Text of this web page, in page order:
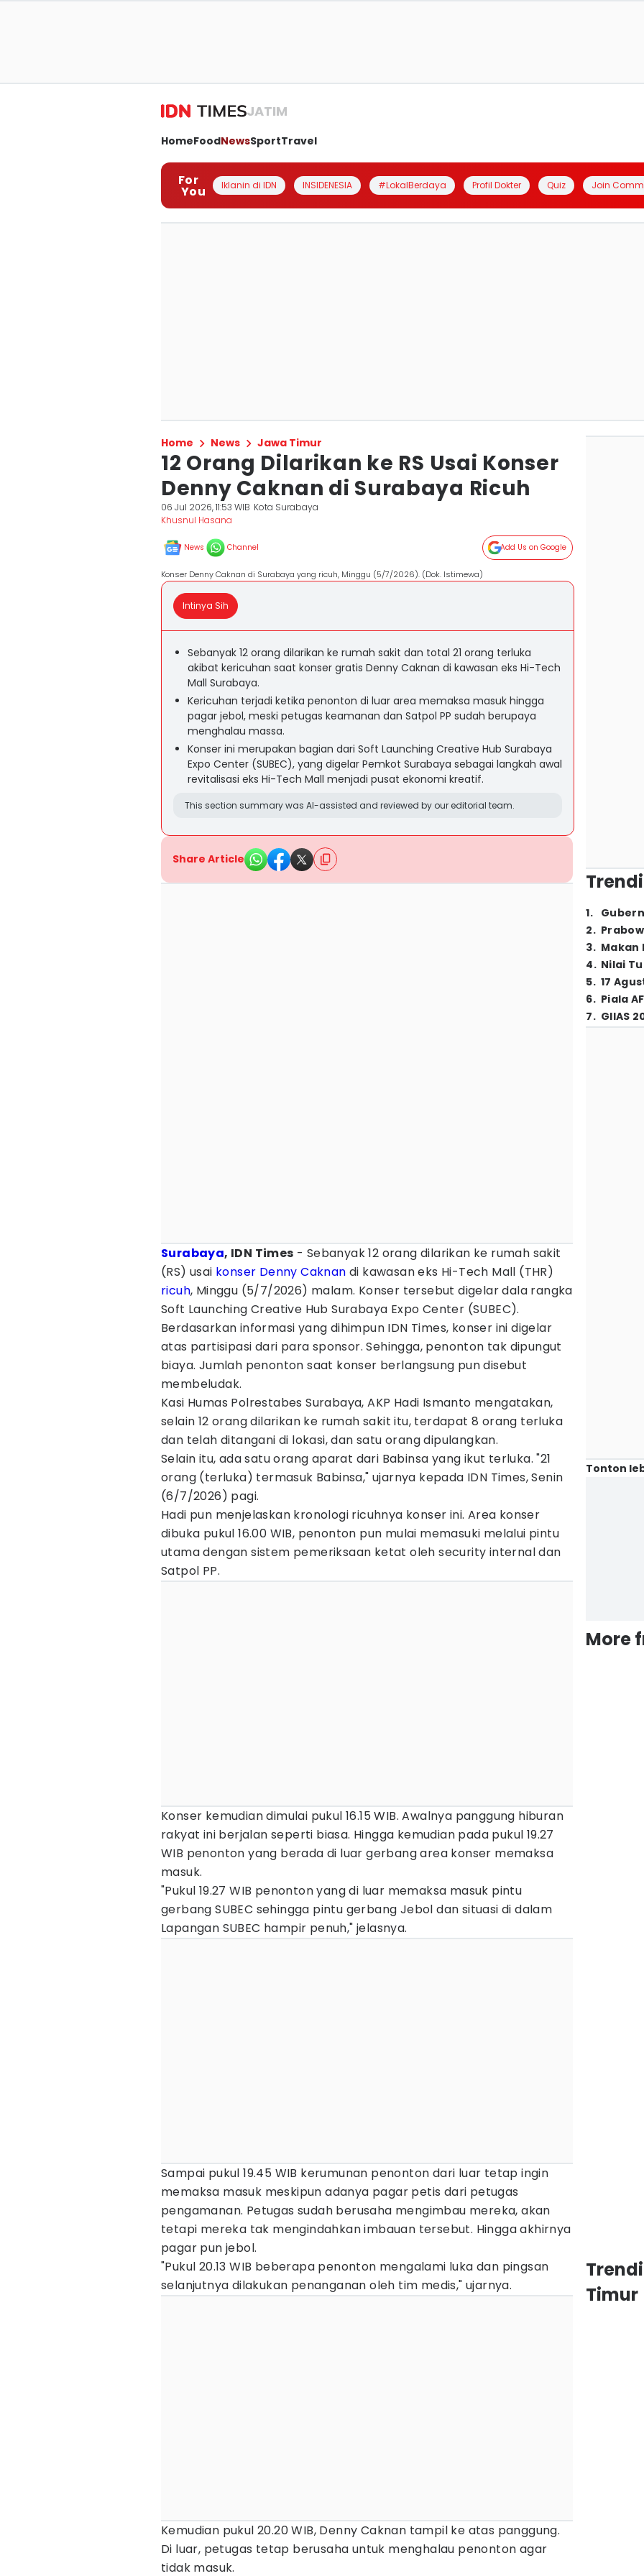
JATIM
HomeFoodNewsSportTravel
For
You Iklanin di IDN INSIDENESIA #LokalBerdaya Profil Dokter Quiz Join
Home News Jawa Timur
12 Orang Dilarikan ke RS Usai Konser
Denny Caknan di Surabaya Ricuh
06 Jul 2026, 11:53 WIB Kota Surabaya
Khusnul Hasana
News Channel Add Us on Google
Konser Denny Caknan di Surabaya yang ricuh, Minggu (5/7/2026). (Dok. Istimewa)
Intinya Sih
Sebanyak 12 orang dilarikan ke rumah sakit dan total 21 orang terluka
akibat kericuhan saat konser gratis Denny Caknan di kawasan eks Hi-Tech
Mall Surabaya.
Kericuhan terjadi ketika penonton di luar area memaksa masuk hingga
pagar jebol, meski petugas keamanan dan Satpol PP sudah berupaya
menghalau massa.
Konser ini merupakan bagian dari Soft Launching Creative Hub Surabaya
Expo Center (SUBEC), yang digelar Pemkot Surabaya sebagai langkah awal
revitalisasi eks Hi-Tech Mall menjadi pusat ekonomi kreatif.
This section summary was AI-assisted and reviewed by our editorial team.
Share Article
Surabaya, IDN Times - Sebanyak 12 orang dilarikan ke rumah sakit
(RS) usai konser Denny Caknan di kawasan eks Hi-Tech Mall (THR)
ricuh, Minggu (5/7/2026) malam. Konser tersebut digelar dala rangka
Soft Launching Creative Hub Surabaya Expo Center (SUBEC).
Berdasarkan informasi yang dihimpun IDN Times, konser ini digelar
atas partisipasi dari para sponsor. Sehingga, penonton tak dipungut
biaya. Jumlah penonton saat konser berlangsung pun disebut
membeludak.
Kasi Humas Polrestabes Surabaya, AKP Hadi Ismanto mengatakan,
selain 12 orang dilarikan ke rumah sakit itu, terdapat 8 orang terluka
dan telah ditangani di lokasi, dan satu orang dipulangkan.
Selain itu, ada satu orang aparat dari Babinsa yang ikut terluka. "21
orang (terluka) termasuk Babinsa," ujarnya kepada IDN Times, Senin
(6/7/2026) pagi.
Hadi pun menjelaskan kronologi ricuhnya konser ini. Area konser
dibuka pukul 16.00 WIB, penonton pun mulai memasuki melalui pintu
utama dengan sistem pemeriksaan ketat oleh security internal dan
Satpol PP.
Konser kemudian dimulai pukul 16.15 WIB. Awalnya panggung hiburan
rakyat ini berjalan seperti biasa. Hingga kemudian pada pukul 19.27
WIB penonton yang berada di luar gerbang area konser memaksa
masuk.
"Pukul 19.27 WIB penonton yang di luar memaksa masuk pintu
gerbang SUBEC sehingga pintu gerbang Jebol dan situasi di dalam
Lapangan SUBEC hampir penuh," jelasnya.
Sampai pukul 19.45 WIB kerumunan penonton dari luar tetap ingin
memaksa masuk meskipun adanya pagar petis dari petugas
pengamanan. Petugas sudah berusaha mengimbau mereka, akan
tetapi mereka tak mengindahkan imbauan tersebut. Hingga akhirnya
pagar pun jebol.
"Pukul 20.13 WIB beberapa penonton mengalami luka dan pingsan
selanjutnya dilakukan penanganan oleh tim medis," ujarnya.
Kemudian pukul 20.20 WIB, Denny Caknan tampil ke atas panggung.
Di luar, petugas tetap berusaha untuk menghalau penonton agar
tidak masuk.
1.
2.
3. Makan
4. Nilai
5. 17
6. Piala
7. GIIAS
Tonton
More
Timur